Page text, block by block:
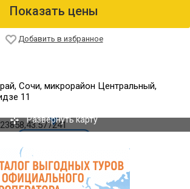
в комфортабельных номерах
работают бары и рестораны:
кухни "Sel Marin"
Terrasse"
Lounge"
предоставляется спа-комплекс с сауной,
и тренажерным залом. На
Показать цены
Добавить в избранное
Сочи, микрорайон Центральный,
11
Развернуть карту